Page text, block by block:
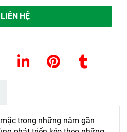
LIÊN HỆ
trong những năm gần